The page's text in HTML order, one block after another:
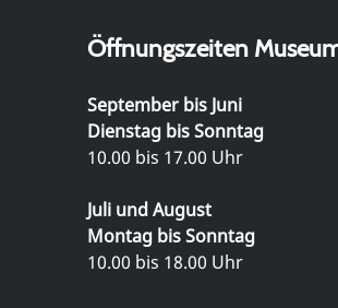
Öffnungszeiten
September bis Juni
Dienstag bis Sonntag
10.00 bis 17.00 Uhr
Juli und August
Montag bis Sonntag
10.00 bis 18.00 Uhr